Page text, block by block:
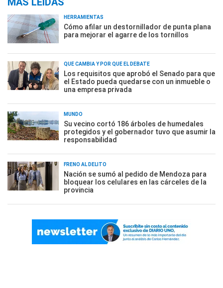
HERRAMIENTAS
Cómo afilar un destornillador de punta plana
para mejorar el agarre de los tornillos
QUÉ CAMBIA Y POR QUÉ EL DEBATE
Los requisitos que aprobó el Senado para que
el Estado pueda quedarse con un inmueble o
una empresa privada
MUNDO
Su vecino cortó 186 árboles de humedales
protegidos y el gobernador tuvo que asumir la
responsabilidad
FRENO AL DELITO
Nación se sumó al pedido de Mendoza para
bloquear los celulares en las cárceles de la
provincia